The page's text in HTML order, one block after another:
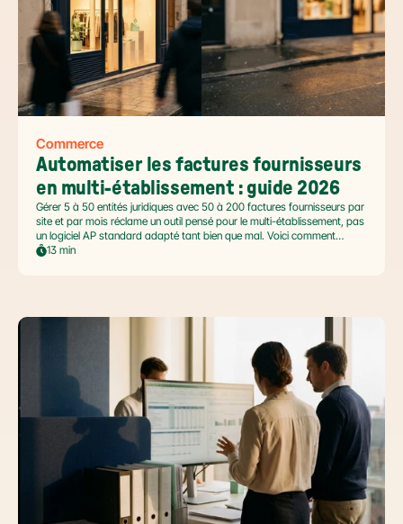
Commerce
Automatiser les factures fournisseurs
en multi-établissement : guide 2026
Gérer 5 à 50 entités juridiques avec 50 à 200 factures fournisseurs par
site et par mois réclame un outil pensé pour le multi-établissement, pas
un logiciel AP standard adapté tant bien que mal. Voici comment
automatiser sans casser la gouvernance locale, capturer le levier BFR
13 min